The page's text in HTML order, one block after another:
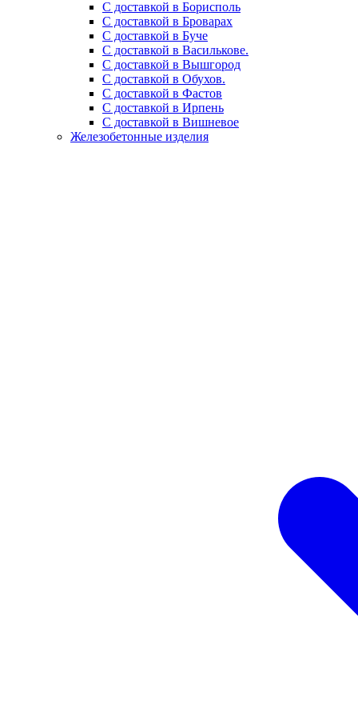
С доставкой в Борисполь
С доставкой в Броварах
С доставкой в Буче
С доставкой в Василькове.
С доставкой в Вышгород
С доставкой в Обухов.
С доставкой в Фастов
С доставкой в Ирпень
С доставкой в Вишневое
Железобетонные изделия